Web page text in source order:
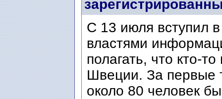
С 13 июля вступил
властями
полагать, что кто-
Швеции. За первые
около 80 человек